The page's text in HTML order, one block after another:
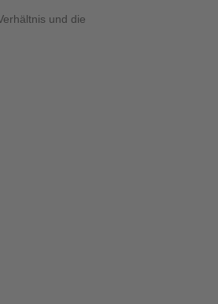
und die